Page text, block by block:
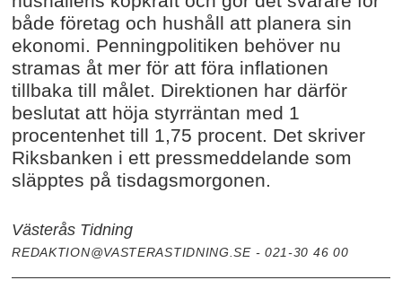
både företag och hushåll att planera sin
ekonomi. Penningpolitiken behöver nu
stramas åt mer för att föra inflationen
tillbaka till målet. Direktionen har därför
beslutat att höja styrräntan med 1
procentenhet till 1,75 procent. Det skriver
Riksbanken i ett pressmeddelande som
släpptes på tisdagsmorgonen.
Västerås Tidning
REDAKTION@VASTERASTIDNING.SE - 021-30 46 00